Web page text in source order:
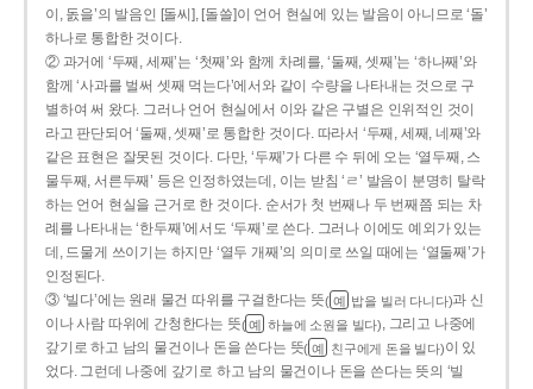
이, 돐을’의 발음인 [돌씨], [돌쓸]이 언어 현실에 있는 발음이 아니므로 ‘돌’
하나로 통합한 것이다.
② 과거에 ‘두째, 세째’는 ‘첫째’와 함께 차례를, ‘둘째, 셋째’는 ‘하나째’와
함께 ‘사과를 벌써 셋째 먹는다’에서와 같이 수량을 나타내는 것으로 구
별하여 써 왔다. 그러나 언어 현실에서 이와 같은 구별은 인위적인 것이
라고 판단되어 ‘둘째, 셋째’로 통합한 것이다. 따라서 ‘두째, 세째, 네째’와
같은 표현은 잘못된 것이다. 다만, ‘두째’가 다른 수 뒤에 오는 ‘열두째, 스
물두째, 서른두째’ 등은 인정하였는데, 이는 받침 ‘ㄹ’ 발음이 분명히 탈락
하는 언어 현실을 근거로 한 것이다. 순서가 첫 번째나 두 번째쯤 되는 차
례를 나타내는 ‘한두째’에서도 ‘두째’로 쓴다. 그러나 이에도 예외가 있는
데, 드물게 쓰이기는 하지만 ‘열두 개째’의 의미로 쓰일 때에는 ‘열둘째’가
인정된다.
③ ‘빌다’에는 원래 물건 따위를 구걸한다는 뜻( 예 밥을 빌러 다니다)과 신
이나 사람 따위에 간청한다는 뜻( 예 하늘에 소원을 빌다), 그리고 나중에
갚기로 하고 남의 물건이나 돈을 쓴다는 뜻( 예 친구에게 돈을 빌다)이 있
었다. 그런데 나중에 갚기로 하고 남의 물건이나 돈을 쓴다는 뜻의 ‘빌